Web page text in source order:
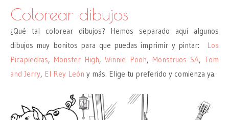
Colorear dibujos
¿Qué tal colorear dibujos? Hemos separado aquí algunos
dibujos muy bonitos para que puedas imprimir y pintar:
Los
Picapiedras, Monster High,Winnie Pooh, Monstruos SA, Tom
and Jerry, El Rey León y más. Elige tu preferido y comienza ya.